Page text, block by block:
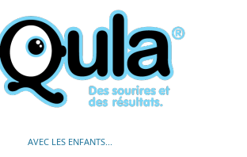
AVEC LES ENFANTS...